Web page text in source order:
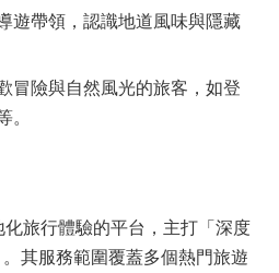
遊帶領，認識地道風味與隱藏
冒險與自然風光的旅客，如登
。
旅行體驗的平台，主打「深度
其服務範圍覆蓋多個熱門旅遊